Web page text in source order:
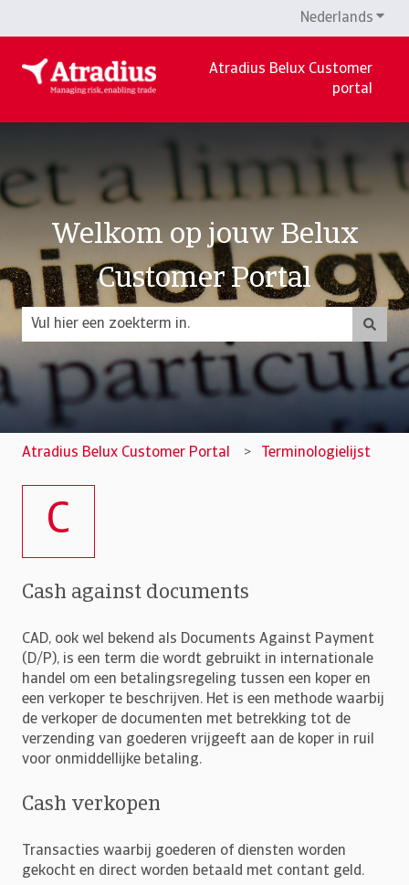
Nederlands
Atradius Belux Customer
portal
Welkom op jouw Belux
Customer Portal
Er zijn geen suggesties want het zoekveld is leeg.
Atradius Belux Customer Portal Terminologielijst
C
Cash against documents
CAD, ook wel bekend als Documents Against Payment
(D/P), is een term die wordt gebruikt in internationale
handel om een betalingsregeling tussen een koper en
een verkoper te beschrijven. Het is een methode waarbij
de verkoper de documenten met betrekking tot de
verzending van goederen vrijgeeft aan de koper in ruil
voor onmiddellijke betaling.
Cash verkopen
Transacties waarbij goederen of diensten worden
gekocht en direct worden betaald met contant geld.